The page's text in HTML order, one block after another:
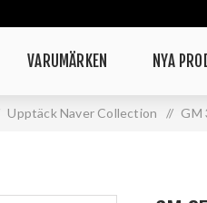
VARUMÄRKEN NYA
Upptäck Naver Collection / GM